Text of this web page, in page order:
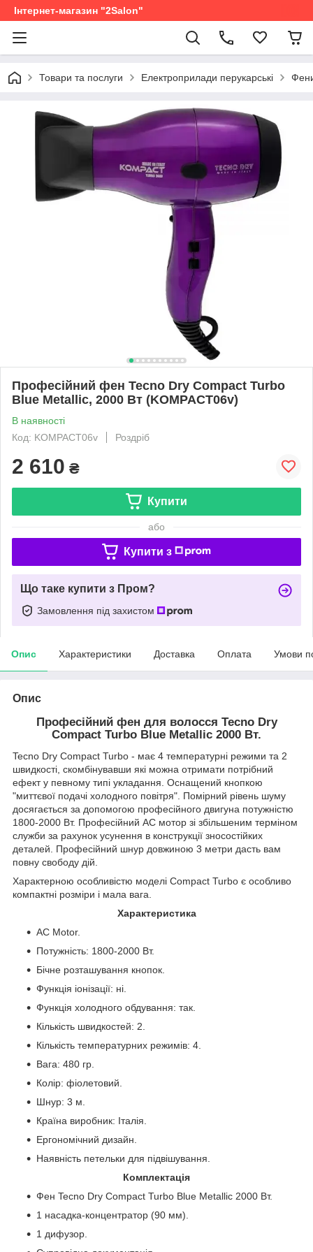
Інтернет-магазин "2Salon"
Товари та послуги Електроприлади перукарські
Професійний фен Tecno Dry Compact Turbo
Blue Metallic, 2000 Вт (KOMPACT06v)
В наявності
Код: KOMPACT06v
Роздріб
2 610 ₴
Купити
або
Купити з
Що таке купити з Пром?
Замовлення під захистом
Опис Характеристики Доставка Оплата Умови
Опис
Професійний фен для волосся Tecno Dry
Compact Turbo Blue Metallic 2000 Вт.
Tecno Dry Compact Turbo - має 4 температурні режими та 2
швидкості, скомбінувавши які можна отримати потрібний
ефект у певному типі укладання. Оснащений кнопкою
"миттєвої подачі холодного повітря". Помірний рівень шуму
досягається за допомогою професійного двигуна потужністю
1800-2000 Вт. Професійний АC мотор зі збільшеним терміном
служби за рахунок усунення в конструкції зносостійких
деталей. Професійний шнур довжиною 3 метри дасть вам
повну свободу дій.
Характерною особливістю моделі Compact Turbo є особливо
компактні розміри і мала вага.
Характеристика
AC Motor.
Потужність: 1800-2000 Вт.
Бічне розташування кнопок.
Функція іонізації: ні.
Функція холодного обдування: так.
Кількість швидкостей: 2.
Кількість температурних режимів: 4.
Вага: 480 гр.
Колір: фіолетовий.
Шнур: 3 м.
Країна виробник: Італія.
Ергономічний дизайн.
Наявність петельки для підвішування.
Комплектація
Фен Tecno Dry Compact Turbo Blue Metallic 2000 Вт.
1 насадка-концентратор (90 мм).
1 дифузор.